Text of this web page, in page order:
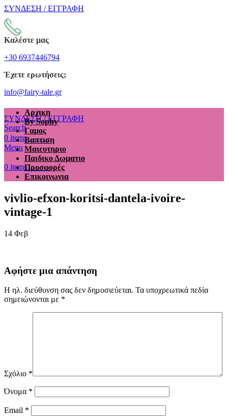
ΣΥΝΔΕΣΗ / ΕΓΓΡΑΦΗ
Καλέστε μας
+30 6937446794
Έχετε ερωτήσεις;
info@fairy-tale.gr
ΣΥΝΔΕΣΗ / ΕΓΓΡΑΦΗ
Search
0 items €0.00
Menu
0 items €0.00
Αρχικη
By Sophy
Γαμος
Βαπτιση
Μαιευτηριο
Παιδικο Δωματιο
Προσφορές
Επικοινωνια
vivlio-efxon-koritsi-dantela-ivoire-
vintage-1
14 Φεβ
Αφήστε μια απάντηση
Η ηλ. διεύθυνση σας δεν δημοσιεύεται. Τα υποχρεωτικά πεδία
σημειώνονται με *
Σχόλιο *
Όνομα *
Email *